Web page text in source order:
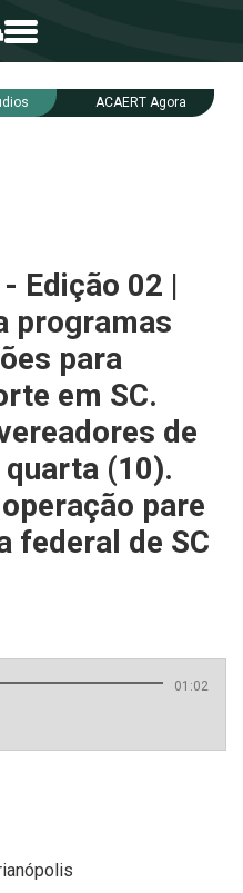
ACAERT Agora
Edição 02 |
programas
para
em SC.
de
(10).
pare
federal de SC
01:02